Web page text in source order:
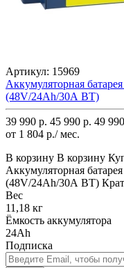
Артикул: 15969
Аккумуляторная
(48V/24Ah/30А BT)
39 990 р. 45 990 р. 49
от 1 804 р./ мес.
В корзину В корзину
Аккумуляторная
(48V/24Ah/30А BT)
Вес
11,18 кг
Ёмкость аккумулятора
24Ah
Подписка